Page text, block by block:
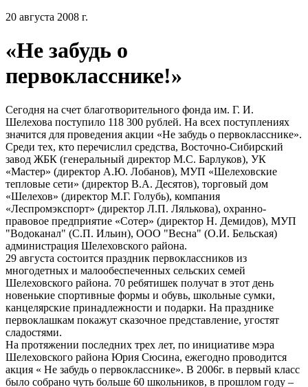
20 августа 2008 г.
«Не забудь о
первокласснике!»
Сегодня на счет благотворительного фонда им. Г. И.
Шелехова поступило 118 300 рублей. На всех поступлениях
значится для проведения акции «Не забудь о первокласснике».
Среди тех, кто перечислил средства, Восточно-Сибирский
завод ЖБК (генеральный директор М.С. Барлуков), УК
«Мастер» (директор А.Ю. Лобанов), МУП «Шелеховские
тепловые сети» (директор В.А. Десятов), торговый дом
«Шелехов» (директор М.Г. Голубь), компания
«Леспромэкспорт» (директор Л.П. Лялькова), охранно-
правовое предприятие «Сотер» (директор Н. Демидов), МУП
"Водоканал" (С.П. Ильин), ООО "Весна" (О.И. Бельская)
администрация Шелеховского района.
29 августа состоится праздник первоклассников из
многодетных и малообеспеченных сельских семей
Шелеховского района. 70 ребятишек получат в этот день
новенькие спортивные формы и обувь, школьные сумки,
канцелярские принадлежности и подарки. На празднике
первоклашкам покажут сказочное представление, угостят
сладостями.
На протяжении последних трех лет, по инициативе мэра
Шелеховского района Юрия Сюсина, ежегодно проводится
акция « Не забудь о первокласснике». В 2006г. в первый класс
было собрано чуть больше 60 школьников, в прошлом году –